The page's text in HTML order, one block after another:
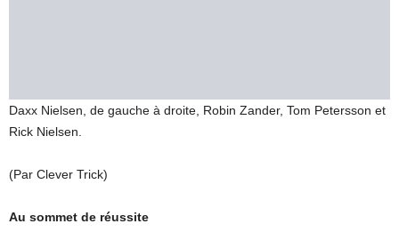
Daxx Nielsen, de gauche à droite, Robin Zander, Tom Petersson et
Rick Nielsen.
(Par Clever Trick)
Au sommet de réussite